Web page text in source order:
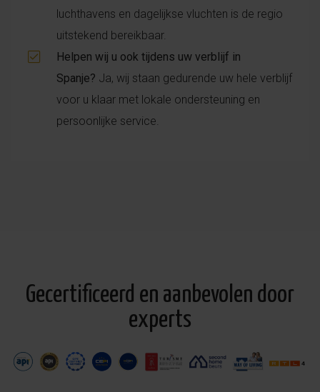
luchthavens en dagelijkse vluchten is de regio
uitstekend bereikbaar.
Helpen wij u ook tijdens uw verblijf in
Spanje? Ja, wij staan gedurende uw hele verblijf
voor u klaar met lokale ondersteuning en
persoonlijke service.
Gecertificeerd en aanbevolen door
experts